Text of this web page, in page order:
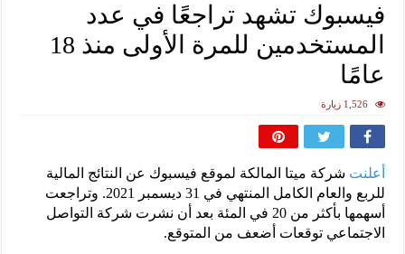
فيسبوك تشهد تراجعًا في عدد
المستخدمين للمرة الأولى منذ 18
عامًا
1,526 زيارة
أعلنتشركة ميتا المالكة لموقع فيسبوك عن النتائج المالية
للربع والعام الكامل المنتهي في 31 ديسمبر 2021. وتراجعت
أسهمها بأكثر من 20 في المئة بعد أن نشرت شركة التواصل
الاجتماعي توقعات أضعف من المتوقع.